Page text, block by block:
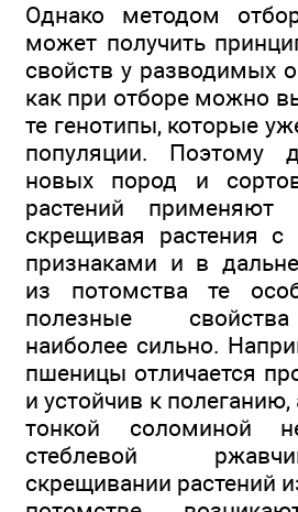
Однако методом
может получить
свойств у разводимых
как при отборе можно
те генотипы, которые
популяции. Поэтому
новых пород и
растений применяют
скрещивая растения с
признаками и в
из потомства те
полезные
наиболее сильно.
пшеницы отличается
и устойчив к полеганию,
тонкой соломиной
стеблевой
скрещивании растений